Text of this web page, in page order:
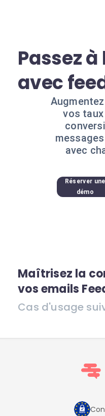
Passez
avec
vos
avec
Réserver une
démo
Maîtrisez la
vos emails
Cas d'usage